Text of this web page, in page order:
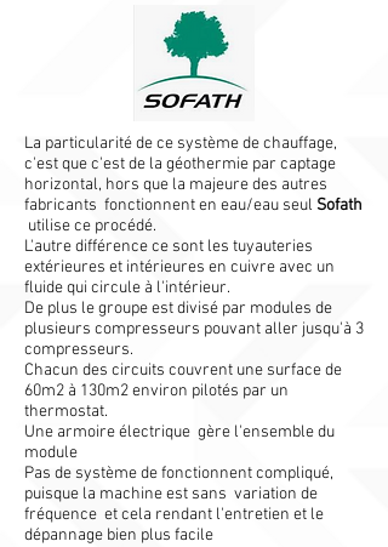
La particularité de ce système de chauffage,
c'est que c'est de la géothermie par captage
horizontal, hors que la majeure des autres
fabricants fonctionnent en eau/eau seul Sofath
utilise ce procédé.
L'autre différence ce sont les tuyauteries
extérieures et intérieures en cuivre avec un
fluide qui circule à l'intérieur.
De plus le groupe est divisé par modules de
plusieurs compresseurs pouvant aller jusqu'à 3
compresseurs.
Chacun des circuits couvrent une surface de
60m2 à 130m2 environ pilotés par un
thermostat.
Une armoire électrique gère l'ensemble du
module
Pas de système de fonctionnent compliqué,
puisque la machine est sans variation de
fréquence et cela rendant l'entretien et le
dépannage bien plus facile